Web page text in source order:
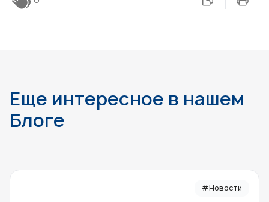
Еще интересное в нашем
Блоге
#Новости